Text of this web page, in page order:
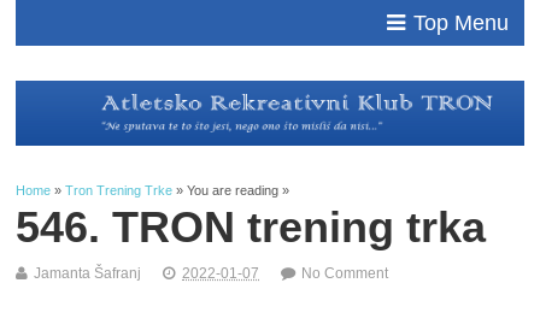
Top Menu
Home »Tron Trening Trke » You are reading »
546. TRON trening trka
Jamanta Šafranj 2022-01-07 No Comment